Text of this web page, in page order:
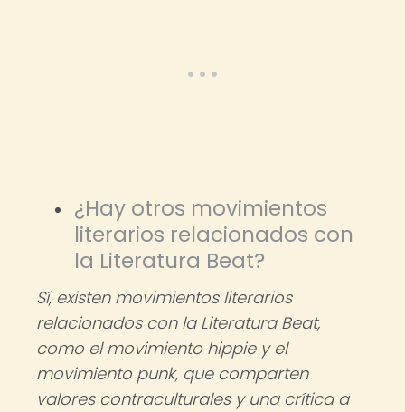
¿Hay otros movimientos
literarios relacionados con
la Literatura Beat?
Sí, existen movimientos literarios
relacionados con la Literatura Beat,
como el movimiento hippie y el
movimiento punk, que comparten
valores contraculturales y una crítica a